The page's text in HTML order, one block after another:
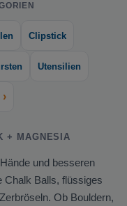
Clipstick
Utensilien
›
+ MAGNESIA
und besseren
Chalk Balls, flüssiges
Ob Bouldern,